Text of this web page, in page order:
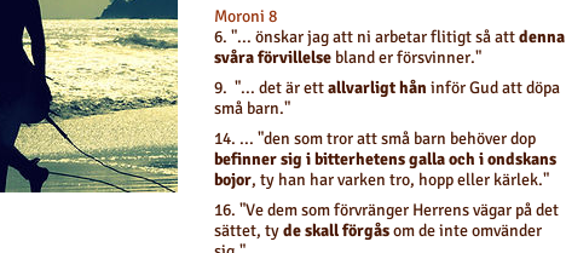
Moroni 8
6. "... önskar jag att ni arbetar flitigt så attdenna
svåra förvillelse bland er försvinner."
9. "... det är ettallvarligt hån inför Gud att döpa
små barn."
14. ... "den som tror att små barn behöver dop
befinner sig i bitterhetens galla och i ondskans
bojor, ty han har varken tro, hopp eller kärlek."
16. "Ve dem som förvränger Herrens vägar på det
sättet, tyde skall förgåsom de inte omvänder